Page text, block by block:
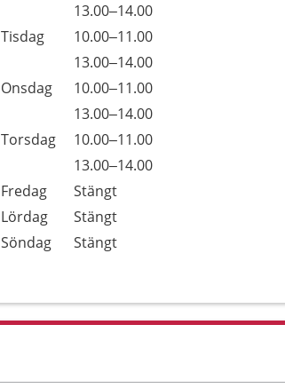
13.00–14.00
Tisdag
10.00–11.00
13.00–14.00
Onsdag
10.00–11.00
13.00–14.00
Torsdag
10.00–11.00
13.00–14.00
Fredag
Stängt
Lördag
Stängt
Söndag
Stängt